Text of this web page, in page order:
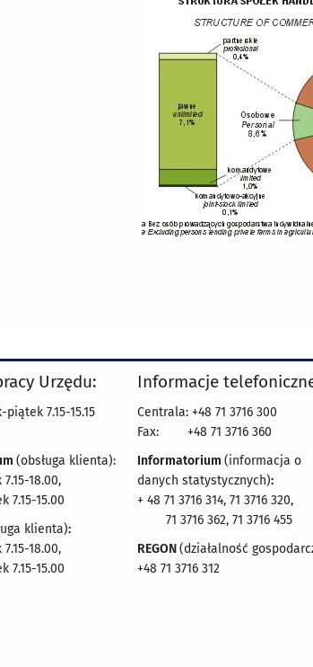
Urzędu:
7.15-15.15
(obsługa klienta):
18.00,
7.15-15.00
klienta):
18.00,
7.15-15.00
Informacje
Centrala: +48 71 3716 300
Fax:
+48 71 3716 360
Informatorium (informacja o
danych statystycznych):
+ 48 71 3716 314, 71 3716 320,
71 3716 362, 71 3716 455
REGON(działalność
+48 71 3716 312